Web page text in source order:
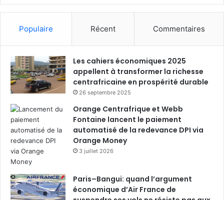
Populaire Récent Commentaires
Les cahiers économiques 2025
appellent à transformer la richesse
centrafricaine en prospérité durable
26 septembre 2025
Orange Centrafrique et Webb
Fontaine lancent le paiement
automatisé de la redevance DPI via
Orange Money
3 juillet 2026
Paris–Bangui: quand l’argument
économique d’Air France de